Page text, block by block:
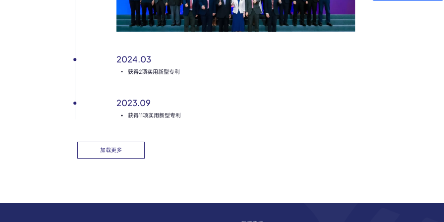
2024.03
获得2项实用新型专利
2023.09
获得11项实用新型专利
加载更多